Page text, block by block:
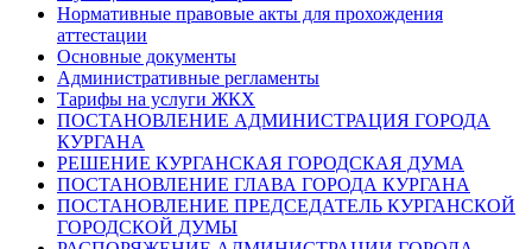
Нормативные правовые акты для прохождения
аттестации
Основные документы
Административные регламенты
Тарифы на услуги ЖКХ
ПОСТАНОВЛЕНИЕ АДМИНИСТРАЦИЯ ГОРОДА
КУРГАНА
РЕШЕНИЕ КУРГАНСКАЯ ГОРОДСКАЯ ДУМА
ПОСТАНОВЛЕНИЕ ГЛАВА ГОРОДА КУРГАНА
ПОСТАНОВЛЕНИЕ ПРЕДСЕДАТЕЛЬ КУРГАНСКОЙ
ГОРОДСКОЙ ДУМЫ